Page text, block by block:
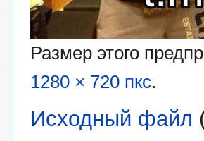
Размер этого
1280 × 720 пкс.
Исходный файл